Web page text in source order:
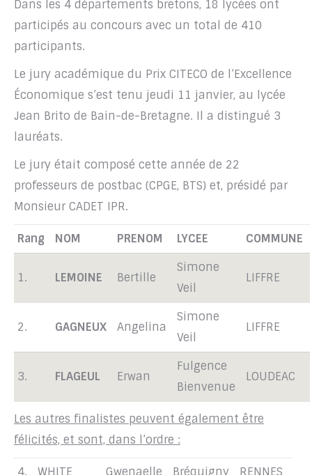
Dans les 4 départements bretons, 18 lycées ont
participés au concours avec un total de 410
participants.
Le jury académique du Prix CITECO de l’Excellence
Économique s’est tenu jeudi 11 janvier, au lycée
Jean Brito de Bain-de-Bretagne. Il a distingué 3
lauréats.
Le jury était composé cette année de 22
professeurs de postbac (CPGE, BTS) et, présidé par
Monsieur CADET IPR.
Rang NOM PRENOM LYCEE COMMUNE
1. LEMOINE Bertille
Simone
Veil
LIFFRE
2. GAGNEUX Angelina
Simone
Veil
LIFFRE
3. FLAGEUL Erwan
Fulgence
Bienvenue
LOUDEAC
Les autres finalistes peuvent également être
félicités, et sont, dans l’ordre :
4. WHITE Gwenaelle Bréquigny RENNES